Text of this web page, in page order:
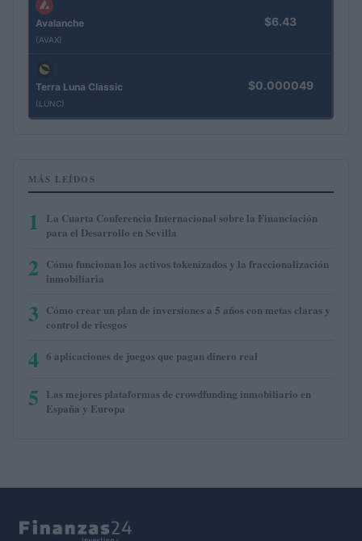
Avalanche
(AVAX)
$6.43
Terra Luna Classic
(LUNC)
$0.000049
MÁS LEÍDOS
1
La Cuarta Conferencia Internacional sobre la Financiación
para el Desarrollo en Sevilla
2 Cómo funcionan los activos tokenizados y la fraccionalización
inmobiliaria
3 Cómo crear un plan de inversiones a 5 años con metas claras y
control de riesgos
4 6 aplicaciones de juegos que pagan dinero real
5 Las mejores plataformas de crowdfunding inmobiliario en
España y Europa